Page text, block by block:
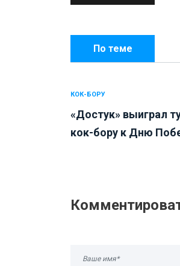
По теме
КОК-БОРУ
«Достук» выиграл
кок-бору к Дню